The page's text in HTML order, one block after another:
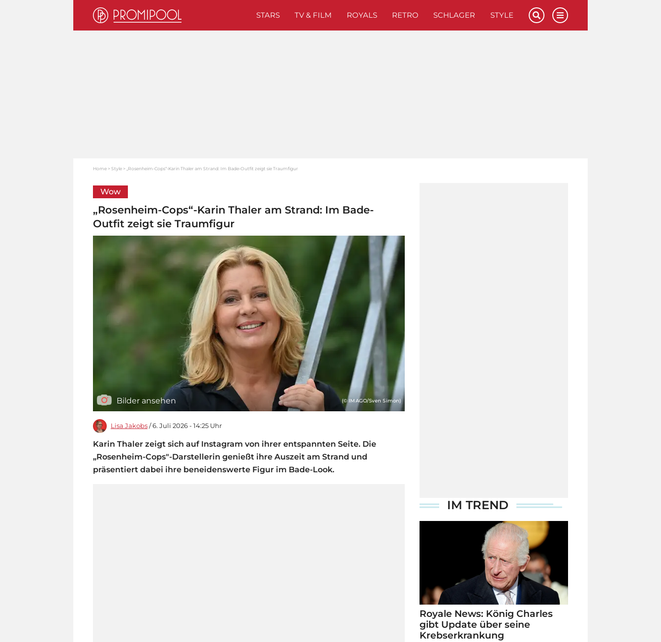
STARS TV & FILM ROYALS RETRO SCHLAGER STYLE
Home Style „Rosenheim-Cops“-Karin Thaler am Strand: Im Bade-Outfit zeigt sie Traumfigur
Wow
„Rosenheim-Cops“-Karin Thaler am Strand: Im Bade-
Outfit zeigt sie Traumfigur
Bilder ansehen (© IMAGO/Sven Simon)
Lisa Jakobs / 6. Juli 2026 - 14:25 Uhr
Karin Thaler zeigt sich auf Instagram von ihrer entspannten Seite. Die
„Rosenheim-Cops"-Darstellerin genießt ihre Auszeit am Strand und
präsentiert dabei ihre beneidenswerte Figur im Bade-Look.
IM TREND
Royale News: König Charles
gibt Update über seine
Krebserkrankung